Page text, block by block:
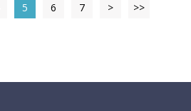
5 6 7 > >>